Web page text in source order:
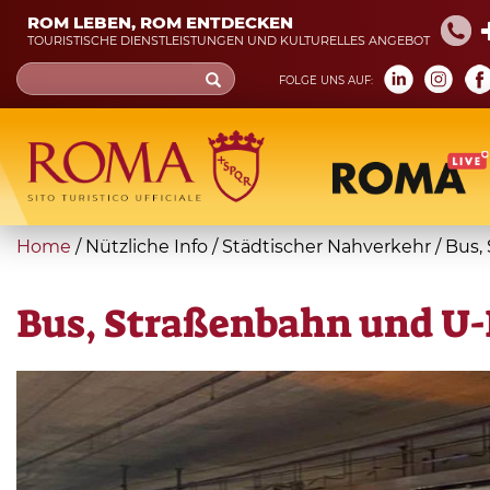
Skip
main
content
ROM LEBEN, ROM ENTDECKEN
TOURISTISCHE DIENSTLEISTUNGEN UND KULTURELLES ANGEBOT
FOLGE UNS AUF:
Search
form
Suche
You
here
Home / Nützliche Info / Städtischer Nahverkehr / Bus,
Bus, Straßenbahn und